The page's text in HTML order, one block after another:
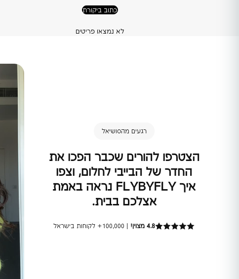
כתוב ביקורת
לא נמצאו פריטים
רגעים מהסושיאל
הצטרפו להורים שכבר הפכו את
החדר של הבייבי לחלום, וצפו
איך FLYBYFLY נראה באמת
אצלכם בבית.
4.8 מצוין!